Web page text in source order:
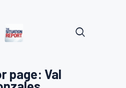
page: Val